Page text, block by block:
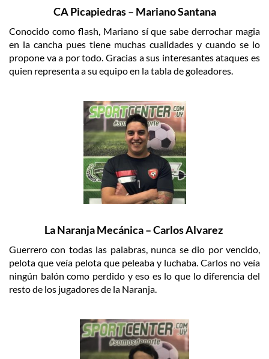
CA Picapiedras – Mariano Santana
Conocido como flash, Mariano sí que sabe derrochar magia
en la cancha pues tiene muchas cualidades y cuando se lo
propone va a por todo. Gracias a sus interesantes ataques es
quien representa a su equipo en la tabla de goleadores.
La Naranja Mecánica – Carlos Alvarez
Guerrero con todas las palabras, nunca se dio por vencido,
pelota que veía pelota que peleaba y luchaba. Carlos no veía
ningún balón como perdido y eso es lo que lo diferencia del
resto de los jugadores de la Naranja.